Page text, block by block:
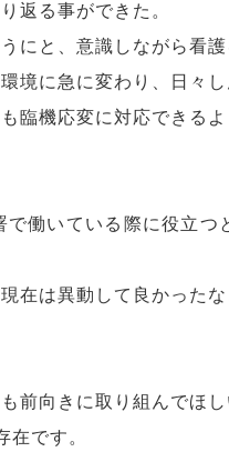
返る事ができた。
にと、意識しながら看護
境に急に変わり、日々し
臨機応変に対応できるよ
働いている際に役立つ
在は異動して良かったな
前向きに取り組んでほし
です。